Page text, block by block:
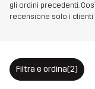
gli ordini precedenti.
recensione solo i
Filtra e ordina(2)